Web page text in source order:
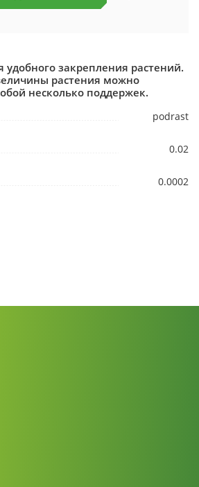
удобного закрепления растений.
растения можно
несколько поддержек.
podrast
0.02
0.0002